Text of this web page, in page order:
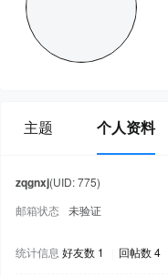
主题 个人资料
zqgnxj(UID: 775)
邮箱状态
未验证
统计信息 好友数 1 回帖数 4